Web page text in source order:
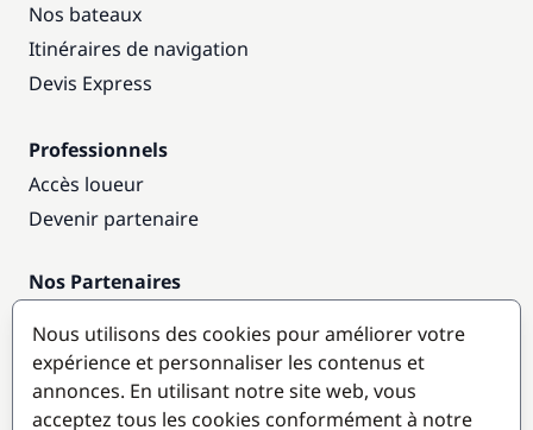
Nos bateaux
Itinéraires de navigation
Devis Express
Professionnels
Accès loueur
Devenir partenaire
Nos Partenaires
Destinations populaires
Nous utilisons des cookies pour améliorer votre
expérience et personnaliser les contenus et
annonces. En utilisant notre site web, vous
acceptez tous les cookies conformément à notre